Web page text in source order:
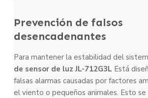
Prevención de falsos
desencadenantes
Para mantener la estabilidad del
de sensor de luz JL-712G3L Está
falsas alarmas causadas por factores
el viento o pequeños animales. Esto